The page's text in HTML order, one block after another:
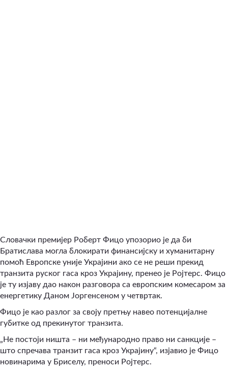
Словачки премијер Роберт Фицо упозорио је да би
Братислава могла блокирати финансијску и хуманитарну
помоћ Европске уније Украјини ако се не реши прекид
транзита руског гаса кроз Украјину, пренео је Ројтерс. Фицо
је ту изјаву дао након разговора са европским комесаром за
енергетику Даном Јоргенсеном у четвртак.
Фицо је као разлог за своју претњу навео потенцијалне
губитке од прекинутог транзита.
„Не постоји ништа – ни међународно право ни санкције –
што спречава транзит гаса кроз Украјину“, изјавио је Фицо
новинарима у Бриселу, преноси Ројтерс.